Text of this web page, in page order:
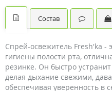
Состав
Спрей-освежитель Fresh'ka -
гигиены полости рта,
резинке. Он быстро
делая дыхание свежими,
обеспечивая уверенность в